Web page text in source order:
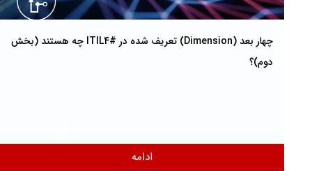
چهار بعد (Dimension‌) تعریف شده در ITIL4# چه هستند (بخش
دوم)؟‌
ادامه